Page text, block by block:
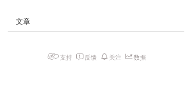
文章
支持 反馈 关注 数据